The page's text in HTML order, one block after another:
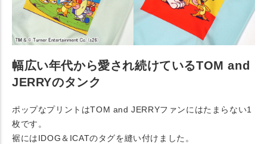
幅広い年代から愛され続けているTOM and
JERRYのタンク
ポップなプリントはTOM and JERRYファンにはたまらない1
枚です。
裾にはIDOG＆ICATのタグを縫い付けました。